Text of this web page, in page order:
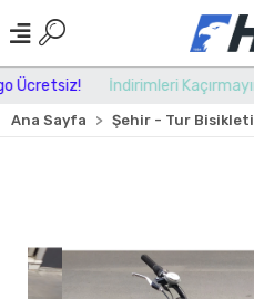
Ücretsiz! İndirimleri Kaçırmayın!
Ana Sayfa Şehir - Tur Bisikleti